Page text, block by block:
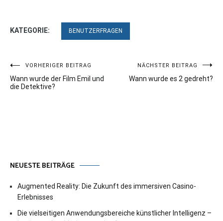
KATEGORIE: BENUTZERFRAGEN
Beitragsnavigation
VORHERIGER BEITRAG
Wann wurde der Film Emil und
die Detektive?
NÄCHSTER BEITRAG
Wann wurde es 2 gedreht?
NEUESTE BEITRÄGE
Augmented Reality: Die Zukunft des immersiven Casino-
Erlebnisses
Die vielseitigen Anwendungsbereiche künstlicher Intelligenz –